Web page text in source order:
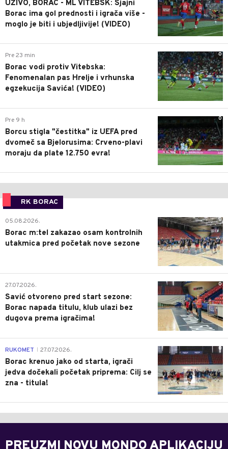
UŽIVO, BORAC - ML VITEBSK: Sjajni
Borac ima gol prednosti i igrača više -
moglo je biti i ubjedljivije! (VIDEO)
0
Pre 23 min
Borac vodi protiv Vitebska:
Fenomenalan pas Hrelje i vrhunska
egzekucija Savića! (VIDEO)
0
Pre 9 h
Borcu stigla "čestitka" iz UEFA pred
dvomeč sa Bjelorusima: Crveno-plavi
moraju da plate 12.750 evra!
RK BORAC
0
05.08.2026.
Borac m:tel zakazao osam kontrolnih
utakmica pred početak nove sezone
0
27.07.2026.
Savić otvoreno pred start sezone:
Borac napada titulu, klub ulazi bez
dugova prema igračima!
0
RUKOMET 27.07.2026.
Borac krenuo jako od starta, igrači
jedva dočekali početak priprema: Cilj se
zna - titula!
PREUZMI NOVU MONDO APLIKACIJU